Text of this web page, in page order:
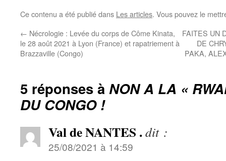
Ce contenu a été publié dans Les articles. Vous pouvez le
← Nécrologie : Levée du corps de Côme Kinata,
le 28 août 2021 à Lyon (France) et rapatriement à
Brazzaville (Congo)
FAITES UN
DE
PAKA,
5 réponses à NON A LA «
DU CONGO !
Val de NANTES .dit :
25/08/2021 à 14:59